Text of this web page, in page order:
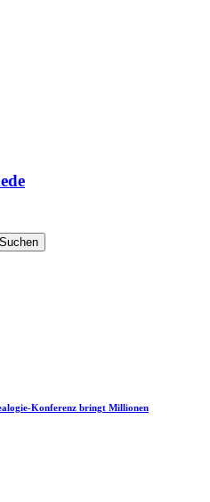
Suchen
Konferenz bringt Millionen